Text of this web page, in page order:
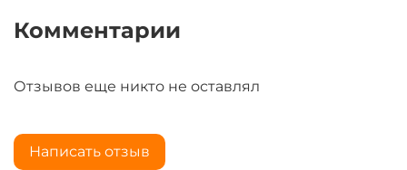
Комментарии
Отзывов еще никто не оставлял
Написать отзыв